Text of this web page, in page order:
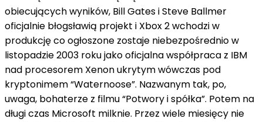
obiecujących wyników, Bill Gates i Steve Ballmer
oficjalnie błogsławią projekt i Xbox 2 wchodzi w
produkcję co ogłoszone zostaje niebezpośrednio w
listopadzie 2003 roku jako oficjalna współpraca z IBM
nad procesorem Xenon ukrytym wówczas pod
kryptonimem “Waternoose”. Nazwanym tak, po,
uwaga, bohaterze z filmu “Potwory i spółka”. Potem na
długi czas Microsoft milknie. Przez wiele miesięcy nie